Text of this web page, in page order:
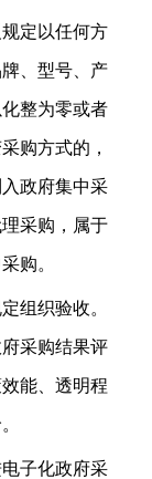
定以任何方
、型号、产
整为零或者
购方式的，
政府集中采
采购，属于
购。
组织验收。
采购结果评
能、透明程
子化政府采